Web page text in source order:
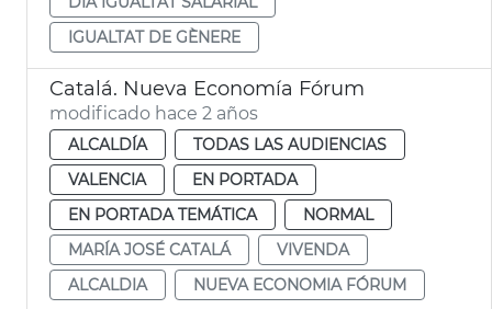
IGUALTAT DE GÈNERE
Catalá. Nueva Economía Fórum
modificado hace 2 años
ALCALDÍA
TODAS LAS AUDIENCIAS
VALENCIA
EN PORTADA
EN PORTADA TEMÁTICA
NORMAL
MARÍA JOSÉ CATALÁ
VIVENDA
ALCALDIA
NUEVA ECONOMIA FÓRUM